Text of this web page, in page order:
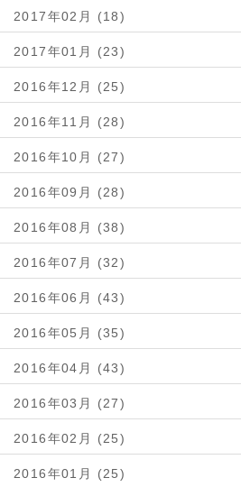
2017年02月 (18)
2017年01月 (23)
2016年12月 (25)
2016年11月 (28)
2016年10月 (27)
2016年09月 (28)
2016年08月 (38)
2016年07月 (32)
2016年06月 (43)
2016年05月 (35)
2016年04月 (43)
2016年03月 (27)
2016年02月 (25)
2016年01月 (25)